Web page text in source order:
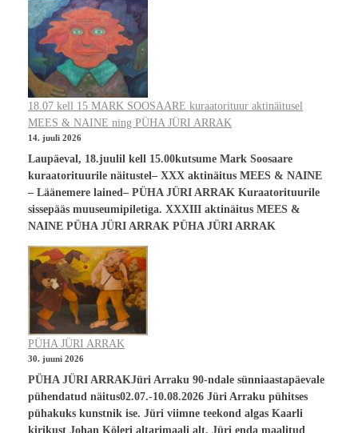
18.07 kell 15 MARK SOOSAARE kuraatorituur aktinäitusel
MEES & NAINE ning PÜHA JÜRI ARRAK
14. juuli 2026
Laupäeval, 18.juulil kell 15.00kutsume Mark Soosaare
kuraatorituurile näitustel– XXX aktinäitus MEES & NAINE
– Läänemere lained– PÜHA JÜRI ARRAK Kuraatorituurile
sissepääs muuseumipiletiga. XXXIII aktinäitus MEES &
NAINE PÜHA JÜRI ARRAK PÜHA JÜRI ARRAK
PÜHA JÜRI ARRAK
30. juuni 2026
PÜHA JÜRI ARRAKJüri Arraku 90-ndale sünniaastapäevale
pühendatud näitus02.07.-10.08.2026 Jüri Arraku pühitses
pühakuks kunstnik ise. Jüri viimne teekond algas Kaarli
kirikust Johan Köleri altarimaali alt. Jüri enda maalitud